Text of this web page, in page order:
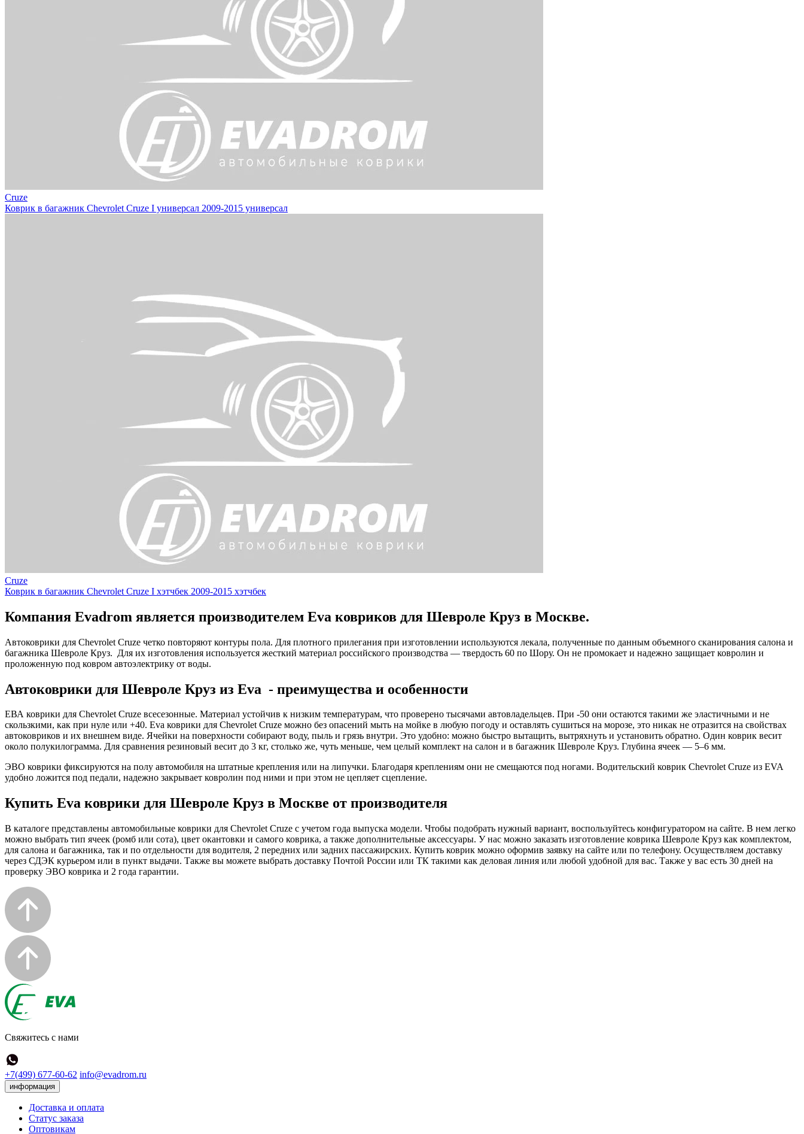
Cruze
Коврик в багажник Chevrolet Cruze I универсал 2009-2015 универсал
Cruze
Коврик в багажник Chevrolet Cruze I хэтчбек 2009-2015 хэтчбек
Компания Evadrom является производителем Eva ковриков для Шевроле Круз в Москве.
Автоковрики для Chevrolet Cruze четко повторяют контуры пола. Для плотного прилегания при изготовлении используются лекала, полученные по данным объемного сканирования салона и
багажника Шевроле Круз. Для их изготовления используется жесткий материал российского производства — твердость 60 по Шору. Он не промокает и надежно защищает ковролин и
проложенную под ковром автоэлектрику от воды.
Автоковрики для Шевроле Круз из Eva - преимущества и особенности
ЕВА коврики для Chevrolet Cruze всесезонные. Материал устойчив к низким температурам, что проверено тысячами автовладельцев. При -50 они остаются такими же эластичными и не
скользкими, как при нуле или +40. Eva коврики для Chevrolet Cruze можно без опасений мыть на мойке в любую погоду и оставлять сушиться на морозе, это никак не отразится на свойствах
автоковриков и их внешнем виде. Ячейки на поверхности собирают воду, пыль и грязь внутри. Это удобно: можно быстро вытащить, вытряхнуть и установить обратно. Один коврик весит
около полукилограмма. Для сравнения резиновый весит до 3 кг, столько же, чуть меньше, чем целый комплект на салон и в багажник Шевроле Круз. Глубина ячеек — 5–6 мм.
ЭВО коврики фиксируются на полу автомобиля на штатные крепления или на липучки. Благодаря креплениям они не смещаются под ногами. Водительский коврик Chevrolet Cruze из EVA
удобно ложится под педали, надежно закрывает ковролин под ними и при этом не цепляет сцепление.
Купить Eva коврики для Шевроле Круз в Москве от производителя
В каталоге представлены автомобильные коврики для Chevrolet Cruze с учетом года выпуска модели. Чтобы подобрать нужный вариант, воспользуйтесь конфигуратором на сайте. В нем легко
можно выбрать тип ячеек (ромб или сота), цвет окантовки и самого коврика, а также дополнительные аксессуары. У нас можно заказать изготовление коврика Шевроле Круз как комплектом,
для салона и багажника, так и по отдельности для водителя, 2 передних или задних пассажирских. Купить коврик можно оформив заявку на сайте или по телефону. Осуществляем доставку
через СДЭК курьером или в пункт выдачи. Также вы можете выбрать доставку Почтой России или ТК такими как деловая линия или любой удобной для вас. Также у вас есть 30 дней на
проверку ЭВО коврика и 2 года гарантии.
Свяжитесь с нами
+7(499) 677-60-62 info@evadrom.ru
информация
Доставка и оплата
Статус заказа
Оптовикам